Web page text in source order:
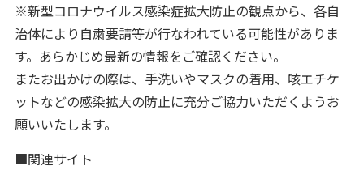
※新型コロナウイルス感染症拡大防止の観点から、各自
治体により自粛要請等が行なわれている可能性がありま
す。あらかじめ最新の情報をご確認ください。
またお出かけの際は、手洗いやマスクの着用、咳エチケ
ットなどの感染拡大の防止に充分ご協力いただくようお
願いいたします。
■関連サイト